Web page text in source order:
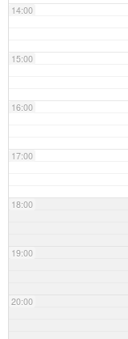
14:00
15:00
16:00
17:00
18:00
19:00
20:00